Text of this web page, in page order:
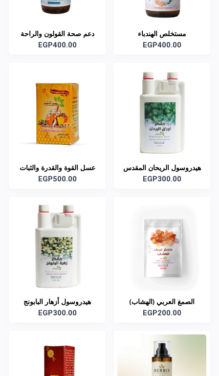
مستخلص الهندباء
EGP400.00
دعم صحة القولون والراحة
الهضمية
EGP400.00
هيدروسول الريحان المقدس
العضوي
EGP300.00
عسل القوة والقدرة والثبات
EGP500.00
الصمغ العربي (الهشاب)
EGP200.00
هيدروسول أزهار البابونج
العضوي
EGP300.00